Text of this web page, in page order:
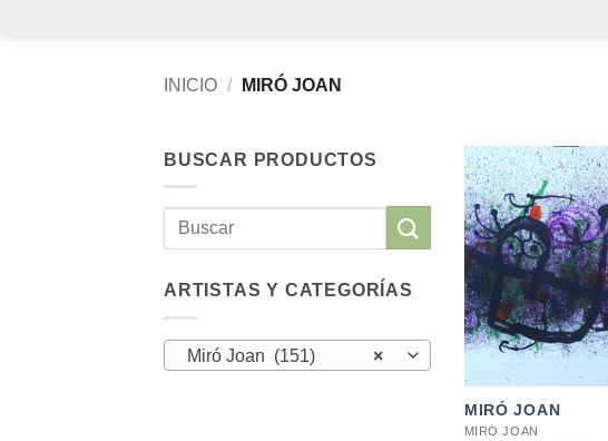
INICIO / MIRÓ JOAN
BUSCAR PRODUCTOS
Buscar
ARTISTAS Y CATEGORÍAS
×
Miró Joan (151)
MIRÓ JOAN
MIRÓ JOAN